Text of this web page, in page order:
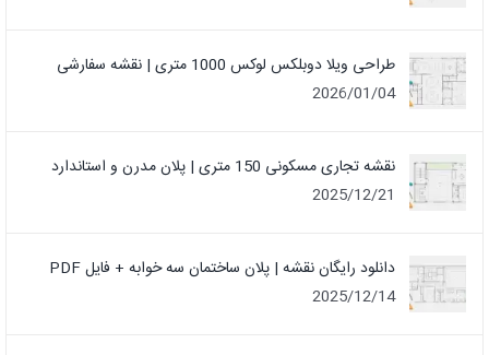
طراحی ویلا دوبلکس لوکس 1000 متری | نقشه سفارشی
2026/01/04
نقشه تجاری مسکونی 150 متری | پلان مدرن و استاندارد
2025/12/21
دانلود رایگان نقشه | پلان ساختمان سه خوابه + فایل PDF
2025/12/14